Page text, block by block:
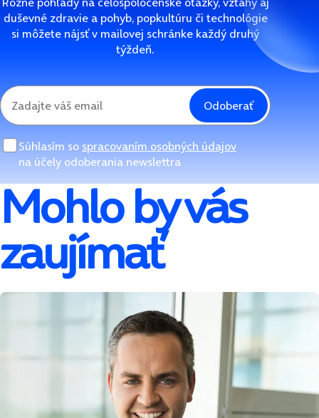
duševné zdravie a pohyb, popkultúru či technológie
si môžete nájsť v mailovej schránke každý druhý
týždeň.
Odoberať
Súhlasím so spracovaním osobných údajov
na účely odoberania newslettra
Mohlo by vás
zaujímať